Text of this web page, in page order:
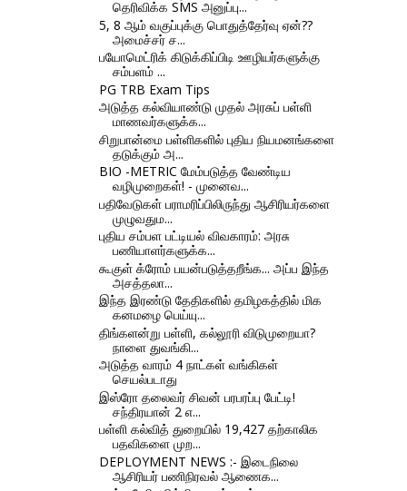
தெரிவிக்க SMS அனுப்பு...
5, 8 ஆம் வகுப்புக்கு பொதுத்தேர்வு ஏன்??
அமைச்சர் ச...
பயோமெட்ரிக் கிடுக்கிப்பிடி ஊழியர்களுக்கு
சம்பளம் ...
PG TRB Exam Tips
அடுத்த கல்வியாண்டு முதல் அரசுப் பள்ளி
மாணவர்களுக்க...
சிறுபான்மை பள்ளிகளில் புதிய நியமனங்களை
தடுக்கும் அ...
BIO -METRIC மேம்படுத்த வேண்டிய
வழிமுறைகள்! - முனைவ...
பதிவேடுகள் பராமரிப்பிலிருந்து ஆசிரியர்களை
முழுவதும...
புதிய சம்பள பட்டியல் விவகாரம்: அரசு
பணியாளர்களுக்க...
கூகுள் க்ரோம் பயன்படுத்தறீங்க... அப்ப இந்த
அசத்தலா...
இந்த இரண்டு தேதிகளில் தமிழகத்தில் மிக
கனமழை பெய்யு...
திங்களன்று பள்ளி, கல்லூரி விடுமுறையா?
நாளை துவங்கி...
அடுத்த வாரம் 4 நாட்கள் வங்கிகள்
செயல்படாது
இஸ்ரோ தலைவர் சிவன் பரபரப்பு பேட்டி!
சந்திரயான் 2 எ...
பள்ளி கல்வித் துறையில் 19,427 தற்காலிக
பதவிகளை முற...
DEPLOYMENT NEWS :- இடைநிலை
ஆசிரியர் பணிநிரவல் ஆணைக...